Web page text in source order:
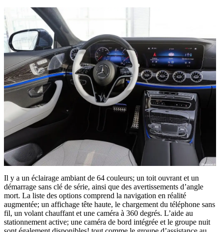
Il y a un éclairage ambiant de 64 couleurs; un toit ouvrant et un
démarrage sans clé de série, ainsi que des avertissements d’angle
mort. La liste des options comprend la navigation en réalité
augmentée; un affichage tête haute, le chargement du téléphone sans
fil, un volant chauffant et une caméra à 360 degrés. L’aide au
stationnement active; une caméra de bord intégrée et le groupe nuit